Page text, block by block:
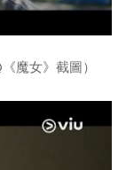
魔女》截圖）